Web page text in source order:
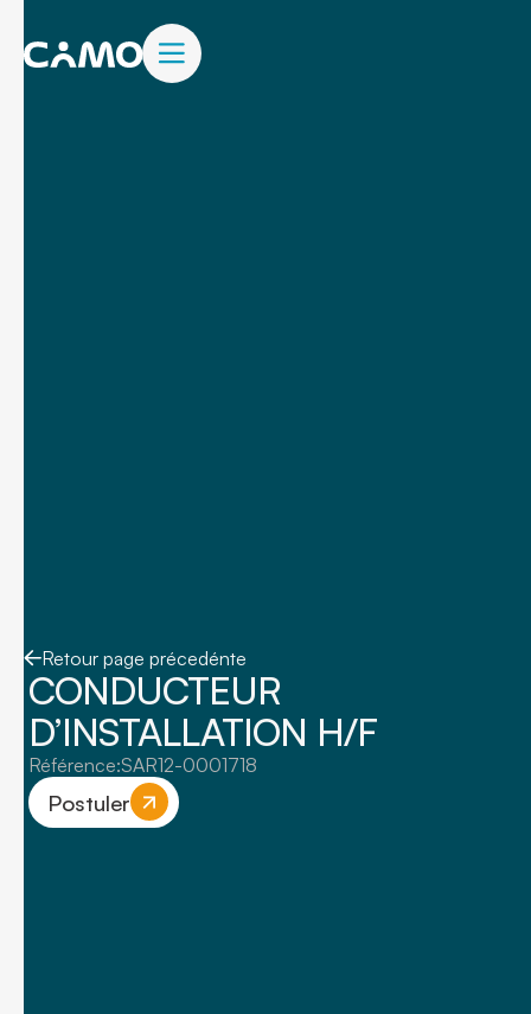
Retour page précedénte
CONDUCTEUR
D’INSTALLATION H/F
Référence:SAR12-0001718
Postuler